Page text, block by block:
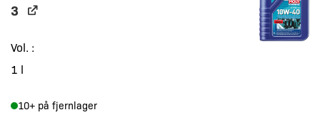
3
Vol.
1 l
10+ på fjernlager